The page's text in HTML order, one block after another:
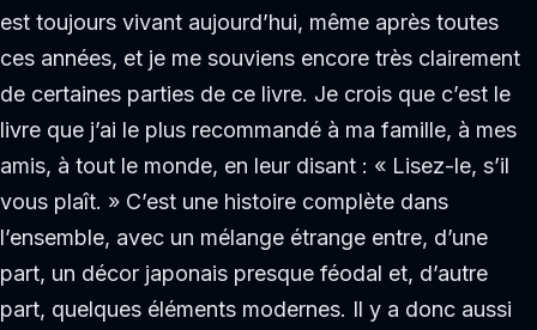
est toujours vivant aujourd’hui, même après toutes
ces années, et je me souviens encore très clairement
de certaines parties de ce livre. Je crois que c’est le
livre que j’ai le plus recommandé à ma famille, à mes
amis, à tout le monde, en leur disant : « Lisez-le, s’il
vous plaît. » C’est une histoire complète dans
l’ensemble, avec un mélange étrange entre, d’une
part, un décor japonais presque féodal et, d’autre
part, quelques éléments modernes. Il y a donc aussi